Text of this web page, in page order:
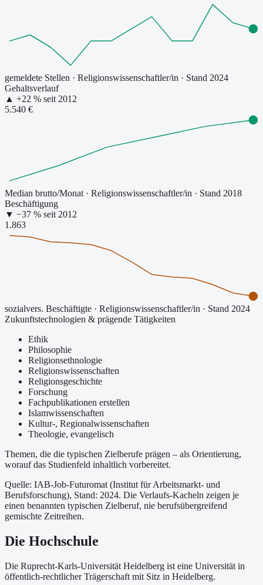
gemeldete Stellen · Religionswissenschaftler/in · Stand 2024
Gehaltsverlauf
▲ +22 % seit 2012
5.540 €
Median brutto/Monat · Religionswissenschaftler/in · Stand 2018
Beschäftigung
▼ −37 % seit 2012
1.863
sozialvers. Beschäftigte · Religionswissenschaftler/in · Stand 2024
Zukunftstechnologien & prägende Tätigkeiten
Ethik
Philosophie
Religionsethnologie
Religionswissenschaften
Religionsgeschichte
Forschung
Fachpublikationen erstellen
Islamwissenschaften
Kultur-, Regionalwissenschaften
Theologie, evangelisch
Themen, die die typischen Zielberufe prägen – als Orientierung,
worauf das Studienfeld inhaltlich vorbereitet.
Quelle: IAB-Job-Futuromat (Institut für Arbeitsmarkt- und
Berufsforschung), Stand: 2024. Die Verlaufs-Kacheln zeigen je
einen benannten typischen Zielberuf, nie berufsübergreifend
gemischte Zeitreihen.
Die Hochschule
Die Ruprecht-Karls-Universität Heidelberg ist eine Universität in
öffentlich-rechtlicher Trägerschaft mit Sitz in Heidelberg.